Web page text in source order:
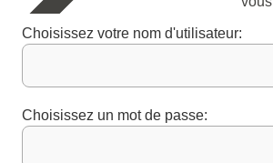
Choisissez votre nom d'utilisateur:
Choisissez un mot de passe: